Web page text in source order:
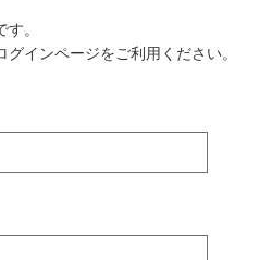
。
インページをご利用ください。